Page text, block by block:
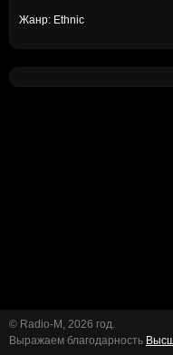
Жанр: Ethnic
© Radio-M, 2026 год.
Выражаем благодарность